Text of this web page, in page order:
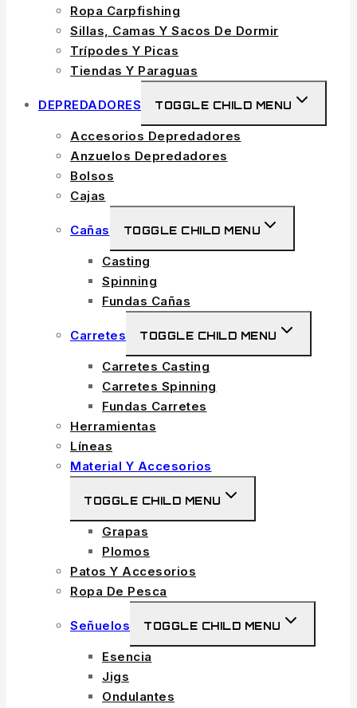
Ropa Carpfishing
Sillas, Camas Y Sacos De Dormir
Trípodes Y Picas
Tiendas Y Paraguas
DEPREDADORES TOGGLE CHILD MENU
Accesorios Depredadores
Anzuelos Depredadores
Bolsos
Cajas
Cañas TOGGLE CHILD MENU
Casting
Spinning
Fundas Cañas
Carretes TOGGLE CHILD MENU
Carretes Casting
Carretes Spinning
Fundas Carretes
Herramientas
Líneas
Material Y Accesorios
TOGGLE CHILD MENU
Grapas
Plomos
Patos Y Accesorios
Ropa De Pesca
Señuelos TOGGLE CHILD MENU
Esencia
Jigs
Ondulantes